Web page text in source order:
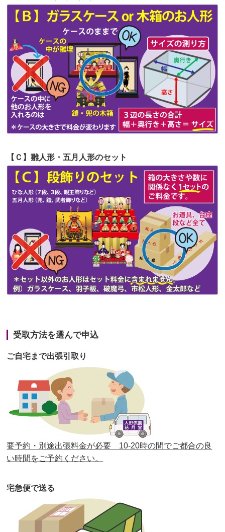
第56回人形供養祭 令和4年10月19日(水)
第55回人形供養祭令和4年9月8日(木)
第54回人形供養祭令和4年8月1日(月)
第53回人形供養祭令和4年7月1日(金)
第52回人形供養祭令和4年5月17日(火)
第51回人形供養祭令和4年4月18日(月)
第50回人形供養祭令和4年3月15日(火)
第49回人形供養祭令和4年1月17日(月)
第48回人形供養祭令和3年12月3日(金)
第47回人形供養祭 令和3年10月11日(月)
第46回人形供養祭 令和3年9月13日(月)
第45回人形供養祭令和3年7月12日(月)
第44回人形供養祭令和3年6月3日(木)
第43回人形供養祭令和3年4月23日(金)
第39回人形供養祭令和2年10月22日(木)
第38回人形供養祭 令和2年8月26日(水)
第37回人形供養祭 令和2年6月8日(月)
第36回人形供養祭 令和2年4月16日(木)
第35回人形供養祭令和2年2月13日(木)
第33回人形供養祭
第32回人形供養祭 令和元年6月12日(水)
【Ｃ】雛人形・五月人形のセット
受取方法を選んで申込
ご自宅まで出張引取り
要予約・別途出張料金が必要 10-20時の間でご都合の良
い時間をご予約ください。
宅急便で送る